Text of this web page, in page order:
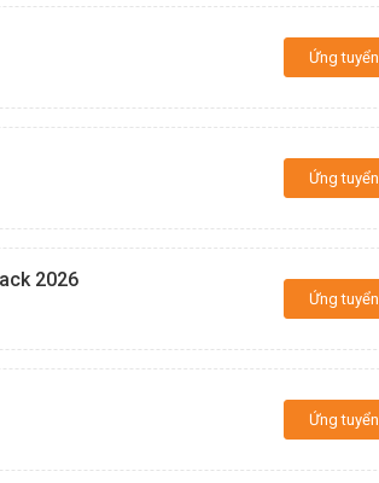
Ứng tuyển
Ứng tuyển
2026
Ứng tuyển
Ứng tuyển